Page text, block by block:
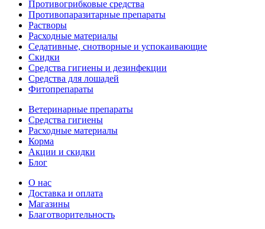
Противогрибковые средства
Противопаразитарные препараты
Растворы
Расходные материалы
Седативные, снотворные и успокаивающие
Скидки
Средства гигиены и дезинфекции
Средства для лошадей
Фитопрепараты
Ветeринарные препараты
Средства гигиены
Расходные материалы
Корма
Акции и скидки
Блог
О нас
Доставка и оплата
Магазины
Благотворительность